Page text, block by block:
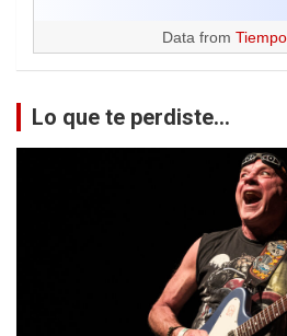
Data from
Lo que te perdiste...